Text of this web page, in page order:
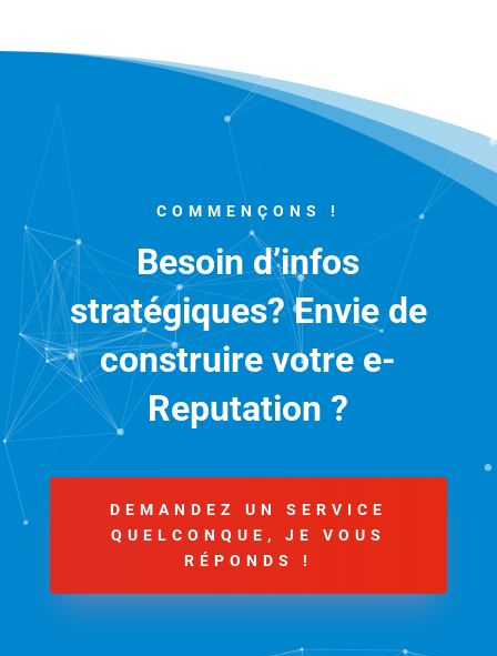
COMMENÇONS !
Besoin d’infos
stratégiques? Envie de
construire votre e-
Reputation ?
DEMANDEZ UN SERVICE
QUELCONQUE, JE VOUS
RÉPONDS !